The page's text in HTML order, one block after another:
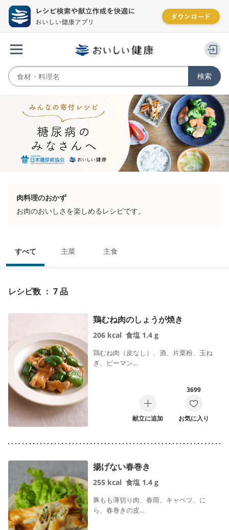
肉料理のおかず
お肉のおいしさを楽しめるレシピです。
すべて 主菜 主食
レシピ数 ： 7 品
鶏むね肉のしょうが焼き
206 kcal 食塩 1.4 g
鶏むね肉（皮なし）、酒、片栗粉、玉ね
ぎ、ピーマン…
献立に追加
3699
お気に入り
揚げない春巻き
255 kcal 食塩 1.4 g
豚もも薄切り肉、春雨、キャベツ、に
ら、春巻きの皮…